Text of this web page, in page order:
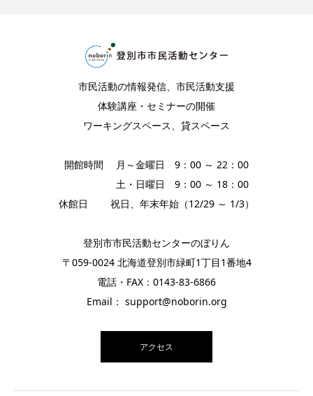
市民活動の情報発信、市民活動支援
体験講座・セミナーの開催
ワーキングスペース、貸スペース
開館時間 月～金曜日 9：00 ～ 22：00
土・日曜日 9：00 ～ 18：00
休館日 祝日、年末年始（12/29 ～ 1/3）
登別市市民活動センターのぼりん
〒059-0024 北海道登別市緑町1丁目1番地4
電話・FAX：0143-83-6866
Email： support@noborin.org
アクセス